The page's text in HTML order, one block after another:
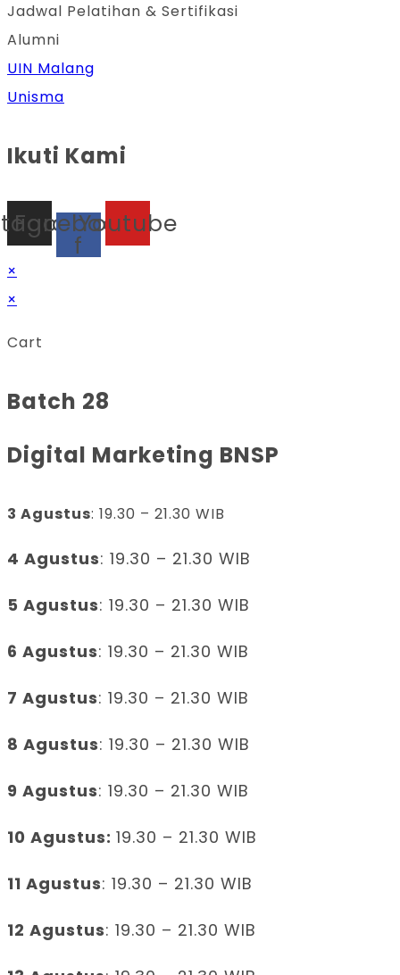
Jadwal Pelatihan & Sertifikasi
Alumni
UIN Malang
Unisma
Ikuti Kami
Facebook-
f
Youtube
×
×
Cart
Batch 28
Digital Marketing BNSP
3 Agustus: 19.30 – 21.30 WIB
4 Agustus: 19.30 – 21.30 WIB
5 Agustus: 19.30 – 21.30 WIB
6 Agustus: 19.30 – 21.30 WIB
7 Agustus: 19.30 – 21.30 WIB
8 Agustus: 19.30 – 21.30 WIB
9 Agustus: 19.30 – 21.30 WIB
10 Agustus: 19.30 – 21.30 WIB
11 Agustus: 19.30 – 21.30 WIB
12 Agustus: 19.30 – 21.30 WIB